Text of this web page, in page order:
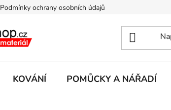
Podmínky ochrany osobních údajů
KOVÁNÍ POMŮCKY A NÁŘADÍ